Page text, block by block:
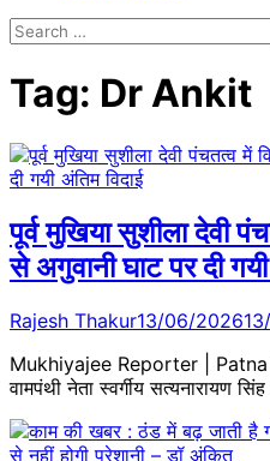
Search
Tag: Dr Ankit
पूर्व मुखिया सुशीला देवी
से अगुवानी घाट पर दी
Rajesh Thakur13/06/2026
Mukhiyajee Reporter | Patna
वामपंथी नेता स्वर्गीय सत्यनारायण